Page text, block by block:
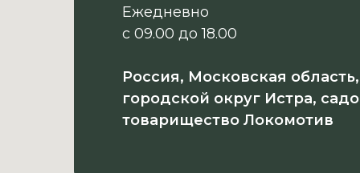
Ежедневно
с 09.00 до 18.00
Россия, Московская область,
городской округ Истра,
товарищество Локомотив